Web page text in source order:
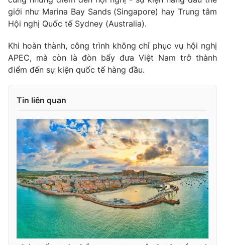
Ðiện thoại Thời báo VTV:024.66 897 897
Email:
toasoan@vtv.vn
® Cấm sao chép dưới mọi hình thức nếu không có sự chấp
thuận bằng văn bản. Ghi rõ nguồn VTV.vn khi phát hành lại
thông tin từ website này.
giới như Marina Bay Sands (Singapore) hay Trung tâm
Hội nghị Quốc tế Sydney (Australia).
Khi hoàn thành, công trình không chỉ phục vụ hội nghị
APEC, mà còn là đòn bẩy đưa Việt Nam trở thành
điểm đến sự kiện quốc tế hàng đầu.
Tin liên quan